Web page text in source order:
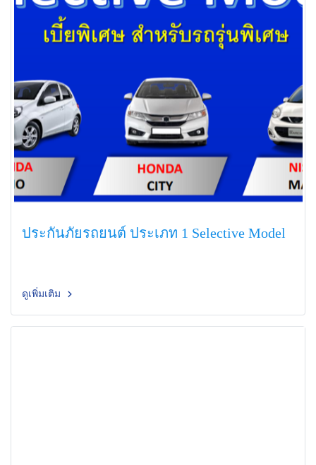
ประกันภัยรถยนต์ ประเภท 1 Selective Model
ดูเพิ่มเติม